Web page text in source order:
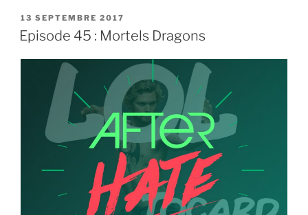
PUBLIÉ
LE
13 SEPTEMBRE 2017
Episode 45 : Mortels Dragons